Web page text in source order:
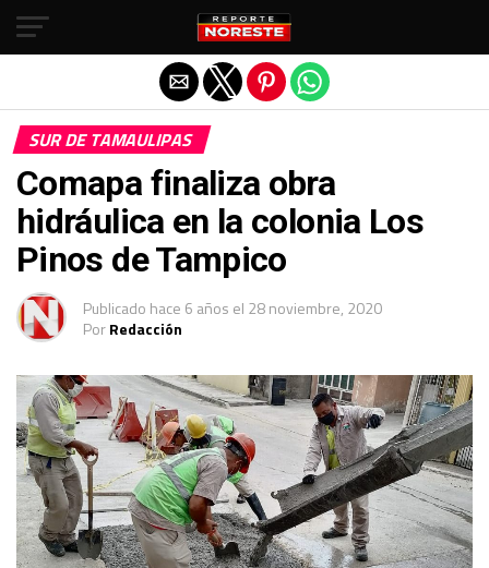
SUR DE TAMAULIPAS
Comapa finaliza obra
hidráulica en la colonia Los
Pinos de Tampico
Publicado hace 6 años el 28 noviembre, 2020
PorRedacción
Salir de la versión móvil